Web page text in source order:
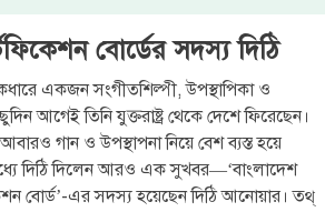
বোর্ডের সদস্য দিঠি
একজন সংগীতশিল্পী, উপস্থাপিকা ও
আগেই তিনি যুক্তরাষ্ট্র থেকে দেশে ফিরেছেন।
গান ও উপস্থাপনা নিয়ে বেশ ব্যস্ত হয়ে
দিঠি দিলেন আরও এক সুখবর—‘বাংলাদেশ
বোর্ড’-এর সদস্য হয়েছেন দিঠি আনোয়ার। তথ্